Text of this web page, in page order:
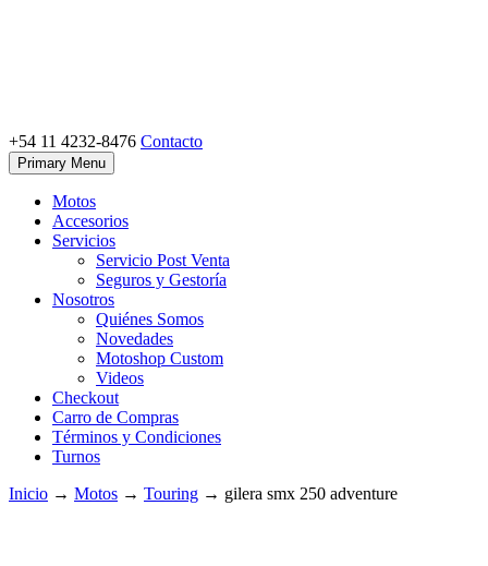
Motoshop Ezeiza
Motos y Accesorios
+54 11 4232-8476 Contacto
Primary Menu
Motos
Accesorios
Servicios
Servicio Post Venta
Seguros y Gestoría
Nosotros
Quiénes Somos
Novedades
Motoshop Custom
Videos
Checkout
Carro de Compras
Términos y Condiciones
Turnos
Inicio → Motos → Touring → gilera smx 250 adventure